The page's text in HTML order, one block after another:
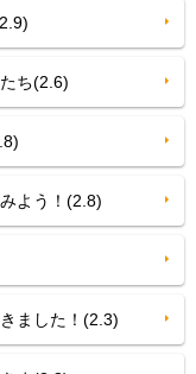
ち(2.6)
よう！(2.8)
ました！(2.3)